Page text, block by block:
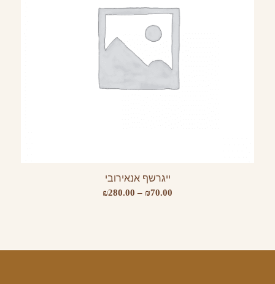
ייגרשף אנאירובי
₪70.00
–
₪280.00